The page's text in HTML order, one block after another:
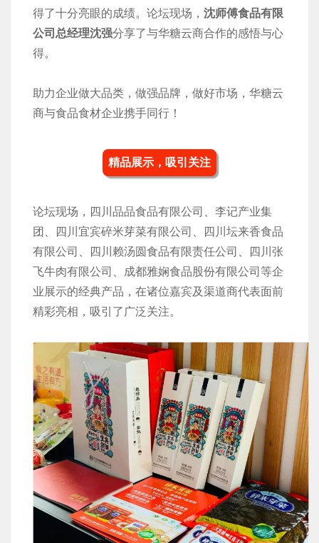
得了十分亮眼的成绩。论坛现场， 沈师傅食品有限
公司总经理沈强分享了与华糖云商合作的感悟与心
得。
助力企业做大品类，做强品牌，做好市场，华糖云
商与食品食材企业携手同行！
精品展示，吸引关注
论坛现场，四川品品食品有限公司、李记产业集
团、四川宜宾碎米芽菜有限公司、四川坛来香食品
有限公司、四川赖汤圆食品有限责任公司、四川张
飞牛肉有限公司、成都雅娴食品股份有限公司等企
业展示的经典产品，在诸位嘉宾及渠道商代表面前
精彩亮相，吸引了广泛关注。